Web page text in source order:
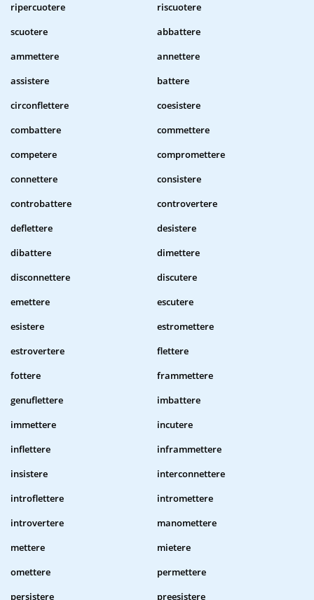
ripercuotere
riscuotere
scuotere
abbattere
ammettere
annettere
assistere
battere
circonflettere
coesistere
combattere
commettere
competere
compromettere
connettere
consistere
controbattere
controvertere
deflettere
desistere
dibattere
dimettere
disconnettere
discutere
emettere
escutere
esistere
estromettere
estrovertere
flettere
fottere
frammettere
genuflettere
imbattere
immettere
incutere
inflettere
inframmettere
insistere
interconnettere
introflettere
intromettere
introvertere
manomettere
mettere
mietere
omettere
permettere
persistere
preesistere